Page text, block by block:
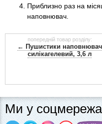
Приблизно раз на
наповнювач.
попередній товар розділу:
← Пушистики наповнювач
силікагелевий, 3,6 л
Ми у